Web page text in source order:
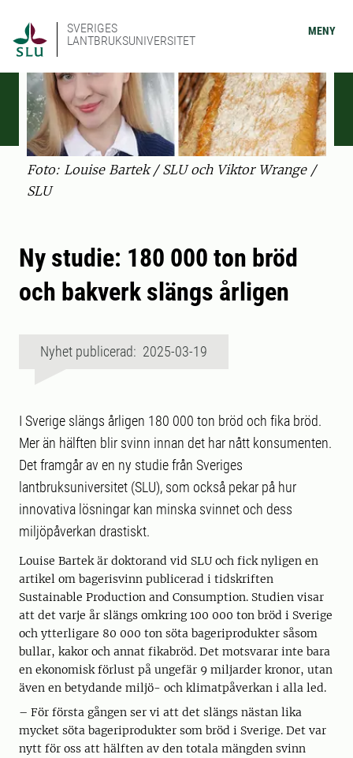
SVERIGES
LANTBRUKSUNIVERSITET
MENY
Foto: Louise Bartek / SLU och Viktor Wrange /
SLU
Ny studie: 180 000 ton bröd
och bakverk slängs årligen
Nyhet publicerad: 2025-03-19
I Sverige slängs årligen 180 000 ton bröd och fika bröd.
Mer än hälften blir svinn innan det har nått konsumenten.
Det framgår av en ny studie från Sveriges
lantbruksuniversitet (SLU), som också pekar på hur
innovativa lösningar kan minska svinnet och dess
miljöpåverkan drastiskt.
Louise Bartek är doktorand vid SLU och fick nyligen en
artikel om bagerisvinn publicerad i tidskriften
Sustainable Production and Consumption. Studien visar
att det varje år slängs omkring 100 000 ton bröd i Sverige
och ytterligare 80 000 ton söta bageriprodukter såsom
bullar, kakor och annat fikabröd. Det motsvarar inte bara
en ekonomisk förlust på ungefär 9 miljarder kronor, utan
även en betydande miljö- och klimatpåverkan i alla led.
– För första gången ser vi att det slängs nästan lika
mycket söta bageriprodukter som bröd i Sverige. Det var
nytt för oss att hälften av den totala mängden svinn